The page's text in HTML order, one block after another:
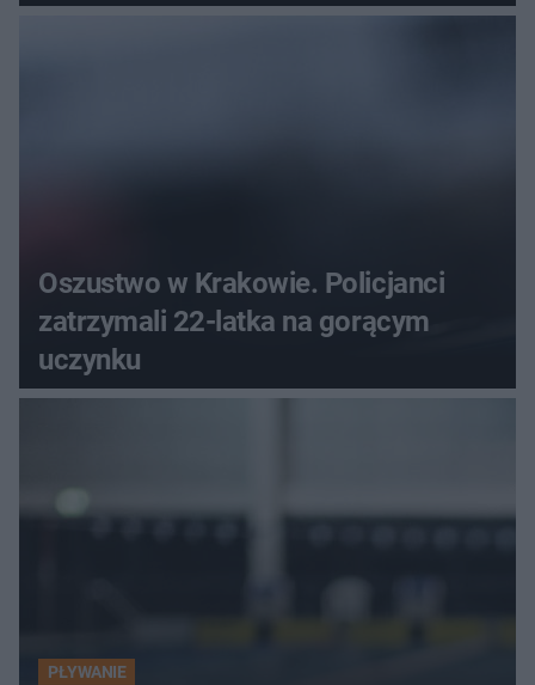
Oszustwo w Krakowie. Policjanci
zatrzymali 22-latka na gorącym
uczynku
PŁYWANIE